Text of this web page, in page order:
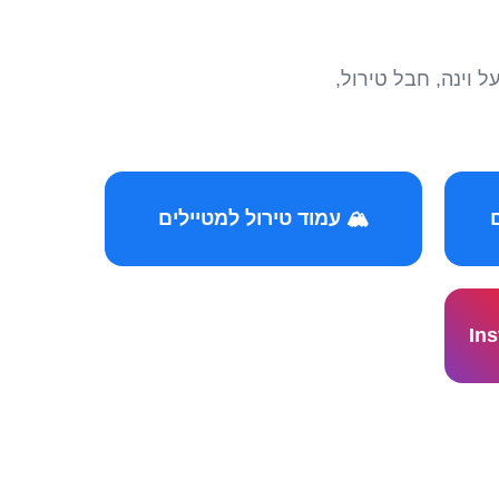
וינה, חבל טירול,
🏔️ עמוד טירול למטיילים